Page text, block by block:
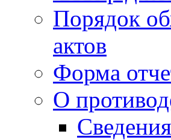
Порядок
актов
Форма
О